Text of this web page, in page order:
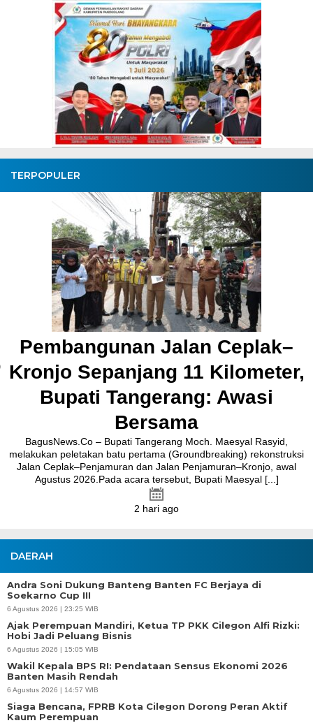
TERPOPULER
Bupati Tangerang Lantik 6
Pejabat Baru, Ketua Forum
Camat Duduki Kursi Dinas
Pendidikan
BagusNews.Co - Sebanyak enam pejabat dilantik oleh Bupati
Tangerang Moch Maesyal Rasyid, di Pendopo Bupati Tangerang,
7 hari ago
DAERAH
Andra Soni Dukung Banteng Banten FC Berjaya di
Soekarno Cup III
6 Agustus 2026 | 23:25 WIB
Ajak Perempuan Mandiri, Ketua TP PKK Cilegon Alfi Rizki:
Hobi Jadi Peluang Bisnis
6 Agustus 2026 | 15:05 WIB
Wakil Kepala BPS RI: Pendataan Sensus Ekonomi 2026
Banten Masih Rendah
6 Agustus 2026 | 14:57 WIB
Siaga Bencana, FPRB Kota Cilegon Dorong Peran Aktif
Kaum Perempuan